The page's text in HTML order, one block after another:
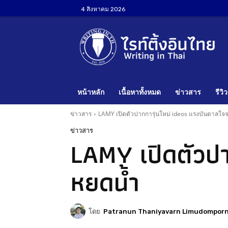
4 สิงหาคม 2026
หน้าหลัก เนื้อหาทั้งหมด ข่าวสาร รีวิว
ข่าวสาร LAMY เปิดตัวปากการุ่นใหม่ ideos แรงบันดาลใ
ข่าวสาร
LAMY เปิดตัว
หยดน้ำ
โดย Patranun Thaniyavarn